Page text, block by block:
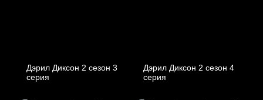
Дэрил Диксон 2 сезон 3
серия
Дэрил Диксон 2 сезон 4
серия